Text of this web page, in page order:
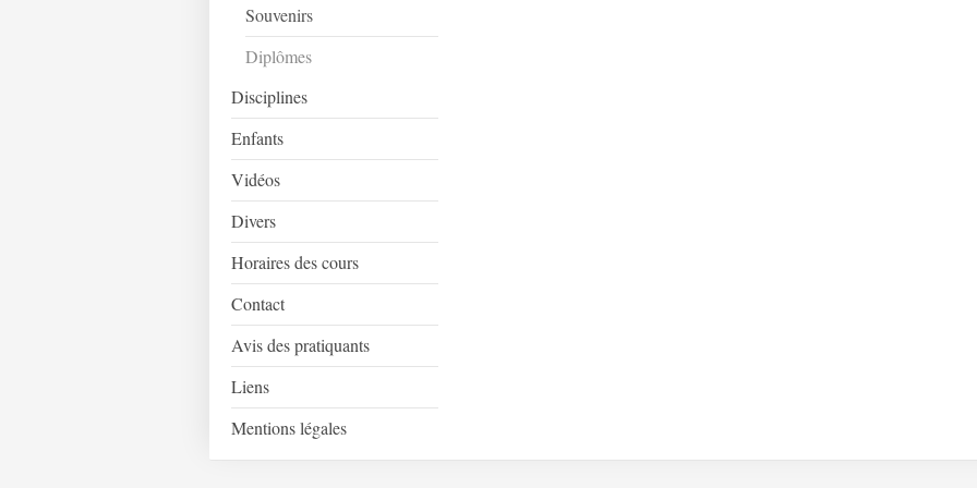
Souvenirs
Diplômes
Disciplines
Enfants
Vidéos
Divers
Horaires des cours
Contact
Avis des pratiquants
Liens
Mentions légales